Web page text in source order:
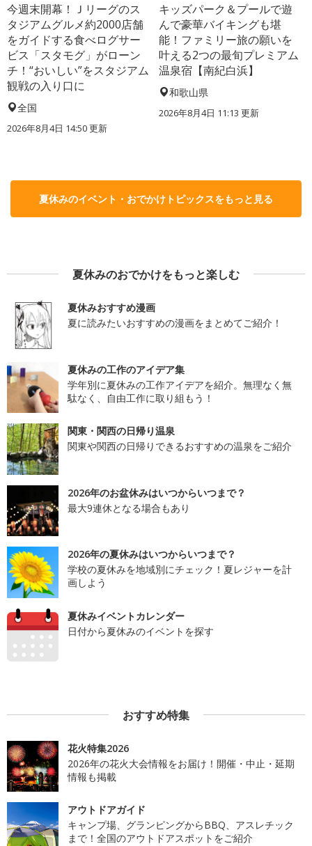
今週末開幕！Ｊリーグのス
タジアムグルメ約2000店舗
をガイドする食べログサー
ビス「スタモグ」がローン
チ！“おいしい”をスタジアム
観戦の入り口に
全国
2026年8月4日 14:50更新
キッズパーク＆プールで遊
んで豪華バイキングも堪
能！ファミリー旅の願いを
叶える2つの最旬プレミアム
温泉宿【南紀白浜】
和歌山県
2026年8月4日 11:13 更新
夏休みのイベント・おでかけトピックスをもっと見る
夏休みのおでかけをもっと楽しむ
夏休みおすすめ漫画
夏に読みたいおすすめの漫画をまとめてご紹介！
夏休みの工作のアイデア集
学年別に夏休みの工作アイデアを紹介。無理なく無
駄なく、自由工作に取り組もう！
関東・関西の日帰り温泉
関東や関西の日帰りできるおすすめの温泉をご紹介
2026年のお盆休みはいつからいつまで？
最大9連休となる場合もあり
2026年の夏休みはいつからいつまで？
学校の夏休みを地域別にチェック！夏レジャーを計
画しよう
夏休みイベントカレンダー
日付から夏休みのイベントを探す
おすすめ特集
花火特集2026
2026年の花火大会情報をお届け！開催・中止・延期
情報も掲載
アウトドアガイド
キャンプ場、グランピングからBBQ、アスレチック
まで！全国のアウトドアスポットをご紹介